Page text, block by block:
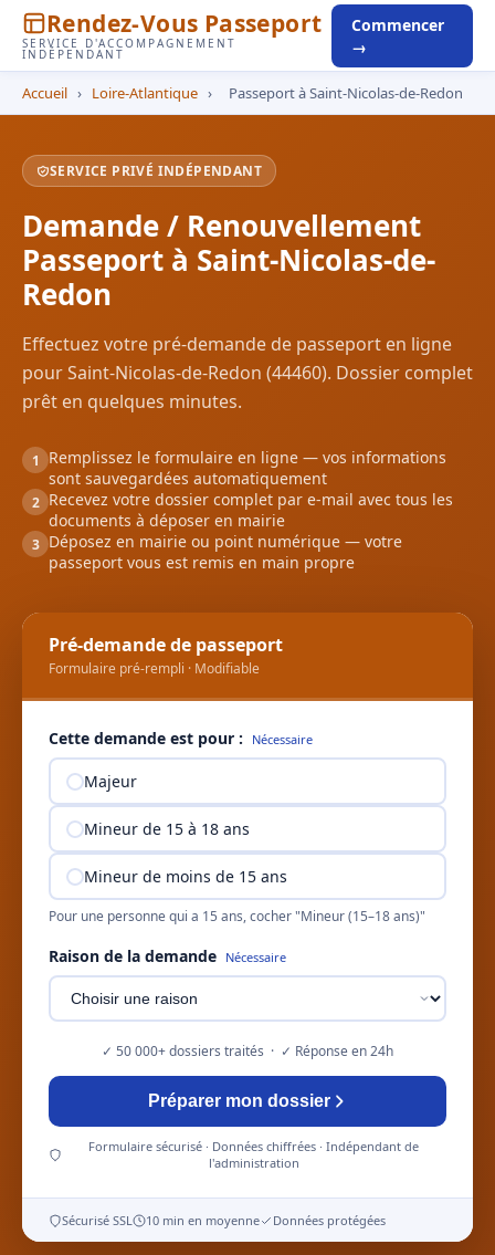
Rendez-Vous Passeport
SERVICE D'ACCOMPAGNEMENT
INDÉPENDANT
Commencer
→
Accueil › Loire-Atlantique › Passeport à Saint-Nicolas-de-Redon
SERVICE PRIVÉ INDÉPENDANT
Demande / Renouvellement
Passeport à Saint-Nicolas-de-
Redon
Effectuez votre pré-demande de passeport en ligne
pour Saint-Nicolas-de-Redon (44460). Dossier complet
prêt en quelques minutes.
1
Remplissez le formulaire en ligne — vos informations
sont sauvegardées automatiquement
2 Recevez votre dossier complet par e-mail avec tous les
documents à déposer en mairie
3 Déposez en mairie ou point numérique — votre
passeport vous est remis en main propre
Pré-demande de passeport
Formulaire pré-rempli · Modifiable
Cette demande est pour : Nécessaire
Majeur
Mineur de 15 à 18 ans
Mineur de moins de 15 ans
Pour une personne qui a 15 ans, cocher "Mineur (15–18 ans)"
Raison de la demande Nécessaire
✓ 50 000+ dossiers traités · ✓ Réponse en 24h
Préparer mon dossier
Formulaire sécurisé · Données chiffrées · Indépendant de
l'administration
Sécurisé SSL 10 min en moyenne Données protégées